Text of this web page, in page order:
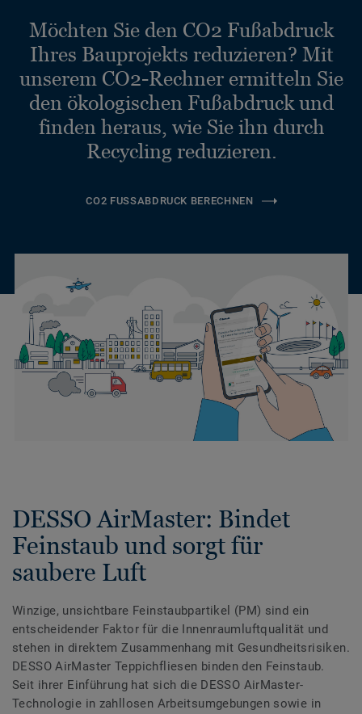
Möchten Sie den CO2 Fußabdruck
Ihres Bauprojekts reduzieren? Mit
unserem CO2-Rechner ermitteln Sie
den ökologischen Fußabdruck und
finden heraus, wie Sie ihn durch
Recycling reduzieren.
CO2 FUSSABDRUCK BERECHNEN
DESSO AirMaster: Bindet
Feinstaub und sorgt für
saubere Luft
Winzige, unsichtbare Feinstaubpartikel (PM) sind ein
entscheidender Faktor für die Innenraumluftqualität und
stehen in direktem Zusammenhang mit Gesundheitsrisiken.
DESSO AirMaster Teppichfliesen binden den Feinstaub.
Seit ihrer Einführung hat sich die DESSO AirMaster-
Technologie in zahllosen Arbeitsumgebungen sowie in